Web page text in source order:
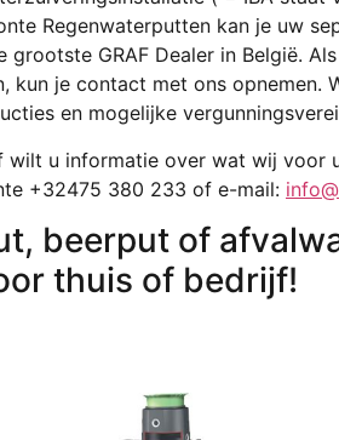
Regenwaterputten kan je uw
grootste GRAF Dealer in België.
kun je contact met ons
en mogelijke
u informatie over wat wij voor
+32475 380 233 of e-mail:
beerput of
thuis of bedrijf!